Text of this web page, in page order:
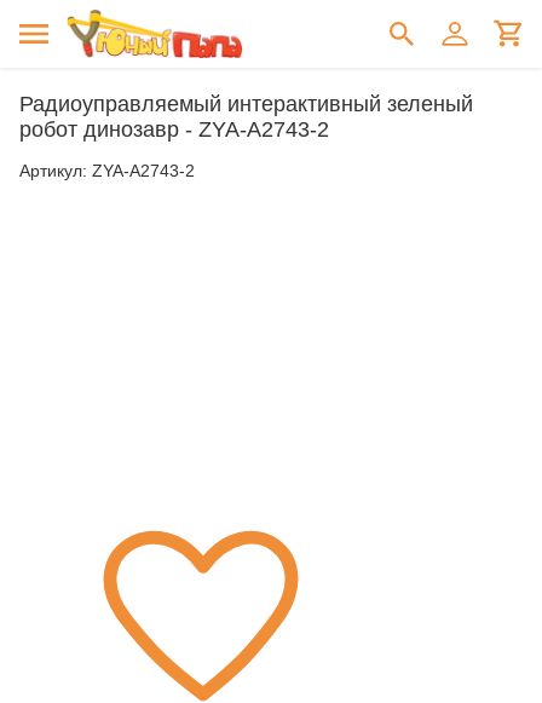
Радиоуправляемый интерактивный зеленый
робот динозавр - ZYA-A2743-2
Артикул: ZYA-A2743-2